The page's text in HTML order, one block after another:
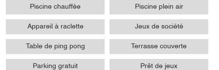
Piscine chauffée Piscine plein air
Appareil à raclette Jeux de société
Table de ping pong Terrasse couverte
Parking gratuit Prêt de jeux